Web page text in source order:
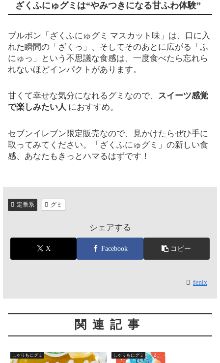
ざくふにゅグミは“やみつきになる甘ふわ体験”
ブルボン「ざくふにゅグミ マスカット味」は、口に入
れた瞬間の「ざくっ」、そしてそのあとに広がる「ふ
にゅっ」という不思議な食感は、一度食べたら忘れら
れないほどインパクトがあります。
甘くて幸せな気分になれるグミなので、 スイーツ感覚
で楽しみたい人 におすすめ。
セブンイレブン限定販売なので、見かけたらぜひ手に
取ってみてください。「ざくふにゅグミ」の新しい食
感、あなたもきっとハマるはずです！
定番系 グミ
シェアする
X Facebook コピー
fenix
関連記事
しゃりもにグミ しゃりもにグミ